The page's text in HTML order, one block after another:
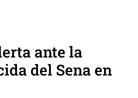
ante la
del Sena en